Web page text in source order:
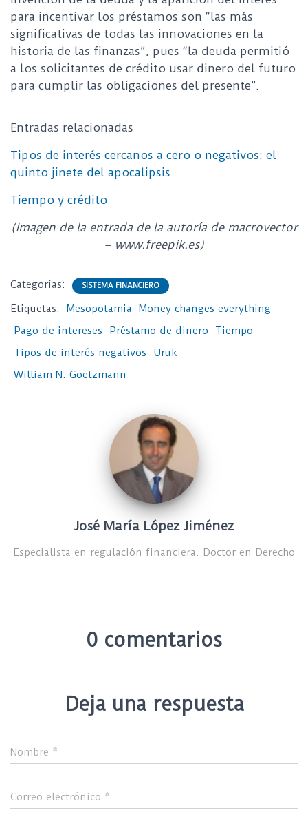
para incentivar los préstamos son “las más
significativas de todas las innovaciones en la
historia de las finanzas”, pues “la deuda permitió
a los solicitantes de crédito usar dinero del futuro
para cumplir las obligaciones del presente”.
Entradas relacionadas
Tipos de interés cercanos a cero o negativos: el
quinto jinete del apocalipsis
Tiempo y crédito
(Imagen de la entrada de la autoría de macrovector
– www.freepik.es)
Categorías: SISTEMA FINANCIERO
Etiquetas: Mesopotamia
Money changes everything
Pago de intereses
Préstamo de dinero
Tiempo
Tipos de interés negativos
Uruk
William N. Goetzmann
José María López Jiménez
Especialista en regulación financiera. Doctor en Derecho
0 comentarios
Deja una respuesta
Nombre *
Correo electrónico *